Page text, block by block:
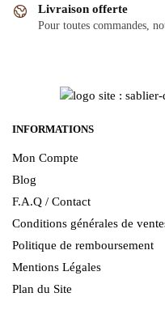
Livraison offerte
Pour toutes commandes,
INFORMATIONS
Mon Compte
Blog
F.A.Q / Contact
Conditions générales de
Politique de remboursement
Mentions Légales
Plan du Site